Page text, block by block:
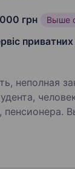
грн Выше
неполная
пенсионера.